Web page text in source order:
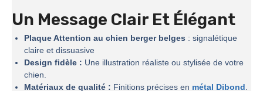
Un Message Clair Et Élégant
Plaque Attention au chien berger belges : signalétique
claire et dissuasive
Design fidèle : Une illustration réaliste ou stylisée de votre
chien.
Matériaux de qualité : Finitions précises en métal Dibond.